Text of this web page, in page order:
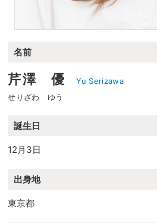
名前
芹澤 優
Yu Serizawa
せりざわ ゆう
誕生日
12月3日
出身地
東京都